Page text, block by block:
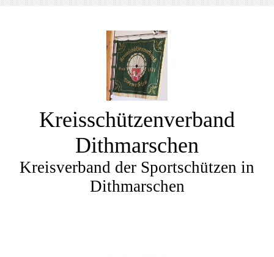
Kreisschützenverband
Dithmarschen
Kreisverband der Sportschützen in
Dithmarschen